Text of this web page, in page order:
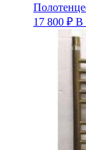
17 800 ₽ В